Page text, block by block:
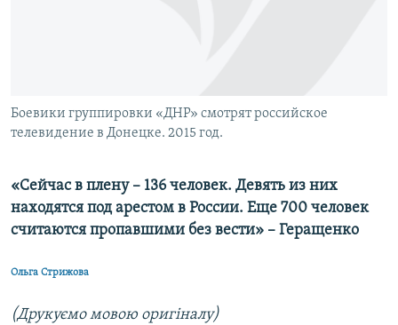
УКР
ДОЛУЧАЙСЯ!
Боевики группировки «ДНР» смотрят российское
телевидение в Донецке. 2015 год.
«Сейчас в плену – 136 человек. Девять из них
находятся под арестом в России. Еще 700 человек
считаются пропавшими без вести» – Геращенко
Ольга Стрижова
(Друкуємо мовою оригіналу)